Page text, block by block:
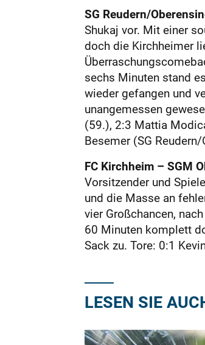
SG Reudern/
Shukaj vor. Mit einer
doch die Kirchheimer
sechs Minuten stand
wieder gefangen und
unangemessen
(59.), 2:3 Mattia
Besemer (SG
FC Kirchheim – SGM
Vorsitzender und
und die Masse an
vier Großchancen,
60 Minuten komplett
Sack zu. Tore: 0:1
LESEN SIE